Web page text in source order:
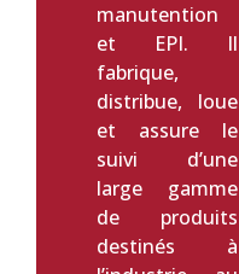
manutention
et EPI. Il
fabrique,
distribue, loue
et assure le
suivi d’une
large gamme
de produits
destinés à